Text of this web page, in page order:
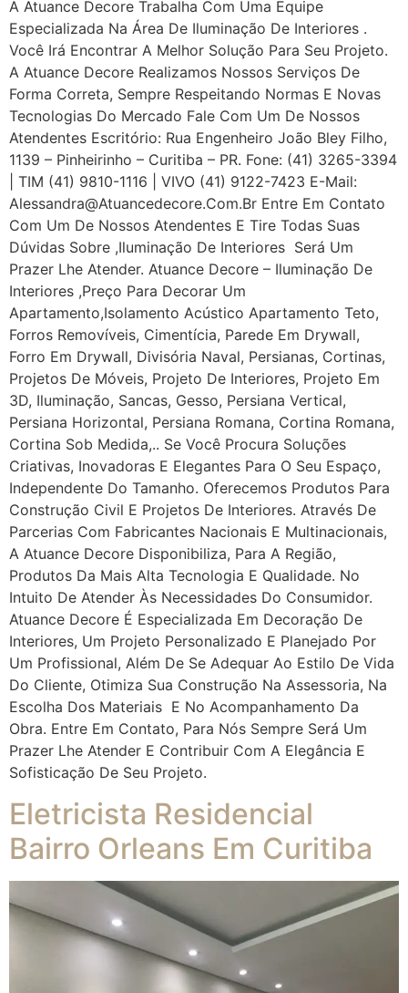
A Atuance Decore Trabalha Com Uma Equipe
Especializada Na Área De Iluminação De Interiores .
Você Irá Encontrar A Melhor Solução Para Seu Projeto.
A Atuance Decore Realizamos Nossos Serviços De
Forma Correta, Sempre Respeitando Normas E Novas
Tecnologias Do Mercado Fale Com Um De Nossos
Atendentes Escritório: Rua Engenheiro João Bley Filho,
1139 – Pinheirinho – Curitiba – PR. Fone: (41) 3265-3394
| TIM (41) 9810-1116 | VIVO (41) 9122-7423 E-Mail:
Alessandra@atuancedecore.com.br Entre Em Contato
Com Um De Nossos Atendentes E Tire Todas Suas
Dúvidas Sobre ,iluminação De Interiores Será Um
Prazer Lhe Atender. Atuance Decore – Iluminação De
Interiores ,Preço Para Decorar Um
Apartamento,Isolamento Acústico Apartamento Teto,
Forros Removíveis, Cimentícia, Parede Em Drywall,
Forro Em Drywall, Divisória Naval, Persianas, Cortinas,
Projetos De Móveis, Projeto De Interiores, Projeto Em
3D, Iluminação, Sancas, Gesso, Persiana Vertical,
Persiana Horizontal, Persiana Romana, Cortina Romana,
Cortina Sob Medida,.. Se Você Procura Soluções
Criativas, Inovadoras E Elegantes Para O Seu Espaço,
Independente Do Tamanho. Oferecemos Produtos Para
Construção Civil E Projetos De Interiores. Através De
Parcerias Com Fabricantes Nacionais E Multinacionais,
A Atuance Decore Disponibiliza, Para A Região,
Produtos Da Mais Alta Tecnologia E Qualidade. No
Intuito De Atender Às Necessidades Do Consumidor.
Atuance Decore É Especializada Em Decoração De
Interiores, Um Projeto Personalizado E Planejado Por
Um Profissional, Além De Se Adequar Ao Estilo De Vida
Do Cliente, Otimiza Sua Construção Na Assessoria, Na
Escolha Dos Materiais E No Acompanhamento Da
Obra. Entre Em Contato, Para Nós Sempre Será Um
Prazer Lhe Atender E Contribuir Com A Elegância E
Sofisticação De Seu Projeto.
Eletricista Residencial
Bairro Orleans Em Curitiba